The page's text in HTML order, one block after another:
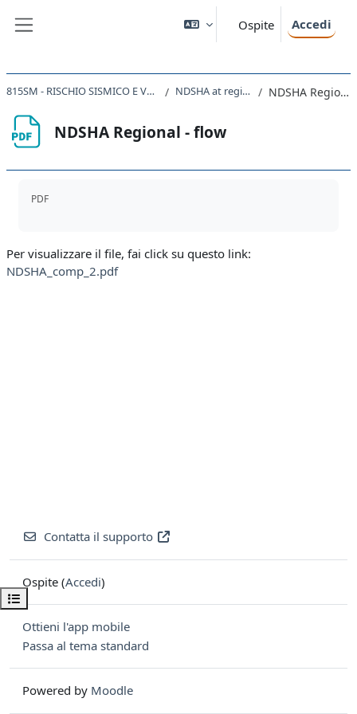
Ospite Accedi
Apri indice del corso
815SM - RISCHIO SISMICO E VULCANICO 2020 NDSHA at regional scale NDSHA Regional - flow
NDSHA Regional - flow
PDF
Per visualizzare il file, fai click su questo link:
NDSHA_comp_2.pdf
Contatta il supporto
Ospite (Accedi)
Ottieni l'app mobile
Passa al tema standard
Powered by Moodle